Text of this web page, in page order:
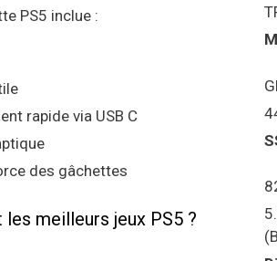
PS5 inclue :
rapide via USB C
des gâchettes
les meilleurs jeux PS5 ?